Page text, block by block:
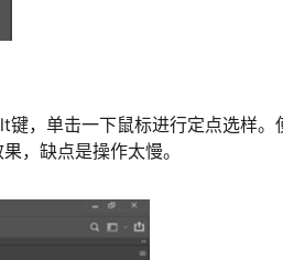
，单击一下鼠标进行定点选样。
，缺点是操作太慢。